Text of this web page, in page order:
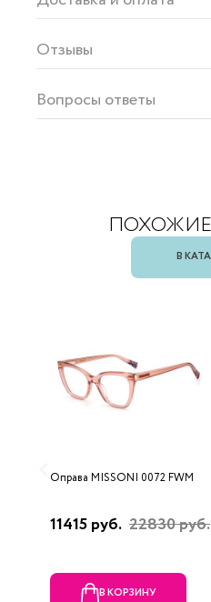
Отзывы
Вопросы ответы
В
Оправа MISSONI 0072 FWM
11415 руб. 22830 руб.
В КОРЗИНУ